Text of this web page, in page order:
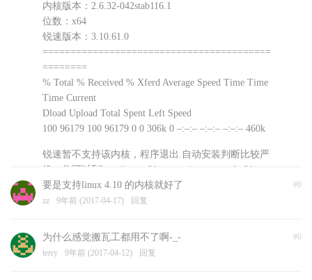
内核版本：2.6.32-042stab116.1
位数：x64
锐速版本：3.10.61.0
=========================================
========
% Total % Received % Xferd Average Speed Time Time
Time Current
Dload Upload Total Spent Left Speed
100 96179 100 96179 0 0 306k 0 –:–:– –:–:– –:–:– 460k
锐速暂不支持该内核，程序退出.自动安装判断比较严
格，你可以到http://www.91yun.org/serverspeeder91yun
手动下载安装文件尝试不同版本
浅爱 9年前 (2017-04-18) 回复
#0
要是支持linux 4.10 的内核就好了
zz 9年前 (2017-04-17) 回复
#0
为什么感觉搬瓦工都用不了啊-_-
terry 9年前 (2017-04-12) 回复